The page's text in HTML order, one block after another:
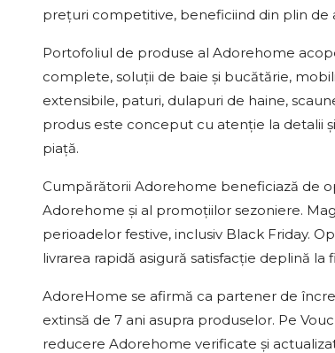
prețuri competitive, beneficiind din plin de
Portofoliul de produse al Adorehome
complete, soluții de baie și bucătărie,
extensibile, paturi, dulapuri de haine,
produs este conceput cu atenție la detalii
piață.
Cumpărătorii Adorehome beneficiază de
Adorehome și al promoțiilor sezoniere.
perioadelor festive, inclusiv Black Friday.
livrarea rapidă asigură satisfacție deplină la
AdoreHome se afirmă ca partener de
extinsă de 7 ani asupra produselor. Pe
reducere Adorehome verificate și